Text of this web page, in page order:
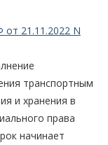
от 21.11.2022 N
транспортным
и хранения в
права
начинает